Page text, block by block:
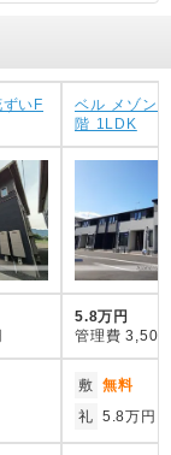
いF
ベル メゾン
階 1LDK
5.8万円
管理費 3,500
敷 無料
礼 5.8万円